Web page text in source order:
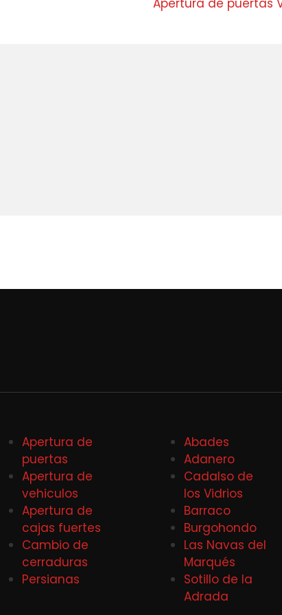
Apertura de puertas
Apertura de
puertas
Apertura de
vehiculos
Apertura de
cajas fuertes
Cambio de
cerraduras
Persianas
Abades
Adanero
Cadalso de
los Vidrios
Barraco
Burgohondo
Las Navas del
Marqués
Sotillo de la
Adrada